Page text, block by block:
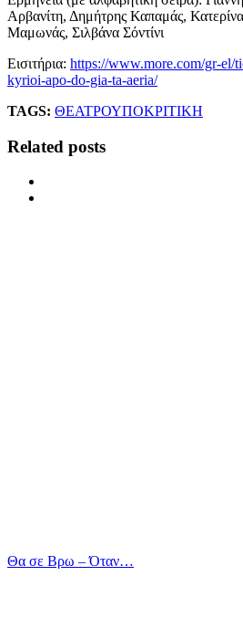
Αρβανίτη, Δημήτρης Καπαμάς,
Μαμωνάς, Σιλβάνα Σόντίνι
Εισιτήρια: https://www.more.com/gr-el/
kyrioi-apo-do-gia-ta-aeria/
TAGS: ΘΕΑΤΡΟΥΠΟΚΡΙΤΙΚΗ
Related posts
Θα σε Βρω – Όταν…